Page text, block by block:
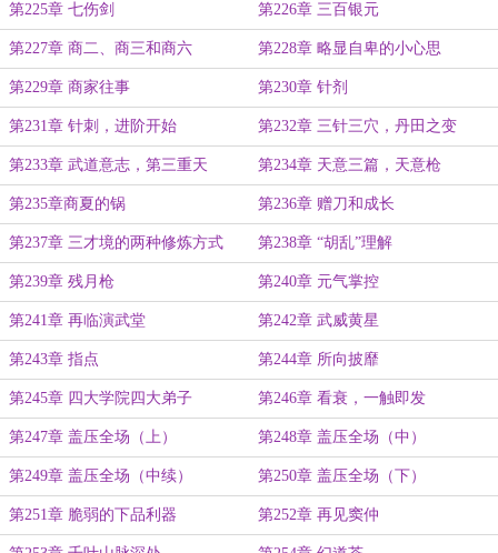
第225章 七伤剑 第226章 三百银元
第227章 商二、商三和商六 第228章 略显自卑的小心思
第229章 商家往事 第230章 针剂
第231章 针刺，进阶开始 第232章 三针三穴，丹田之变
第233章 武道意志，第三重天 第234章 天意三篇，天意枪
第235章商夏的锅 第236章 赠刀和成长
第237章 三才境的两种修炼方式 第238章 “胡乱”理解
第239章 残月枪 第240章 元气掌控
第241章 再临演武堂 第242章 武威黄星
第243章 指点 第244章 所向披靡
第245章 四大学院四大弟子 第246章 看衰，一触即发
第247章 盖压全场（上） 第248章 盖压全场（中）
第249章 盖压全场（中续） 第250章 盖压全场（下）
第251章 脆弱的下品利器 第252章 再见窦仲